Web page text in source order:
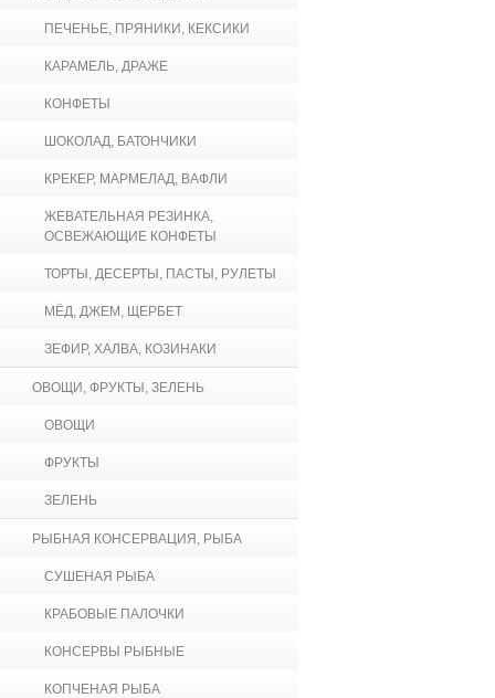
ПЕЧЕНЬЕ, ПРЯНИКИ, КЕКСИКИ
КАРАМЕЛЬ, ДРАЖЕ
КОНФЕТЫ
ШОКОЛАД, БАТОНЧИКИ
КРЕКЕР, МАРМЕЛАД, ВАФЛИ
ЖЕВАТЕЛЬНАЯ РЕЗИНКА,
ОСВЕЖАЮЩИЕ КОНФЕТЫ
ТОРТЫ, ДЕСЕРТЫ, ПАСТЫ, РУЛЕТЫ
МЁД, ДЖЕМ, ЩЕРБЕТ
ЗЕФИР, ХАЛВА, КОЗИНАКИ
ОВОЩИ, ФРУКТЫ, ЗЕЛЕНЬ
ОВОЩИ
ФРУКТЫ
ЗЕЛЕНЬ
РЫБНАЯ КОНСЕРВАЦИЯ, РЫБА
СУШЕНАЯ РЫБА
КРАБОВЫЕ ПАЛОЧКИ
КОНСЕРВЫ РЫБНЫЕ
КОПЧЕНАЯ РЫБА